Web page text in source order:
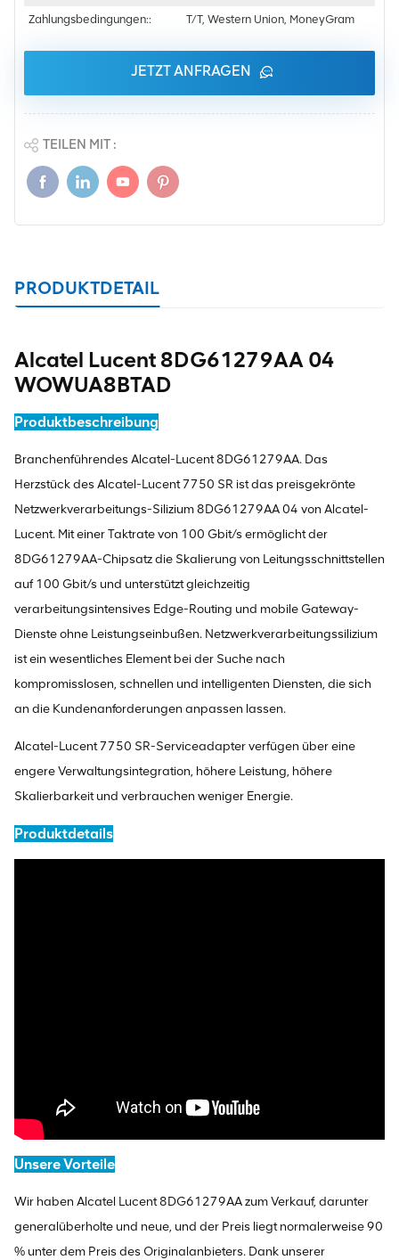
Zahlungsbedingungen::
T/T, Western Union, MoneyGram
JETZT ANFRAGEN
TEILEN MIT :
PRODUKTDETAIL
Alcatel Lucent 8DG61279AA 04
WOWUA8BTAD
Produktbeschreibung
Branchenführendes Alcatel-Lucent 8DG61279AA. Das
Herzstück des Alcatel-Lucent 7750 SR ist das preisgekrönte
Netzwerkverarbeitungs-Silizium 8DG61279AA 04 von Alcatel-
Lucent. Mit einer Taktrate von 100 Gbit/s ermöglicht der
8DG61279AA-Chipsatz die Skalierung von Leitungsschnittstellen
auf 100 Gbit/s und unterstützt gleichzeitig
verarbeitungsintensives Edge-Routing und mobile Gateway-
Dienste ohne Leistungseinbußen. Netzwerkverarbeitungssilizium
ist ein wesentliches Element bei der Suche nach
kompromisslosen, schnellen und intelligenten Diensten, die sich
an die Kundenanforderungen anpassen lassen.
Alcatel-Lucent 7750 SR-Serviceadapter verfügen über eine
engere Verwaltungsintegration, höhere Leistung, höhere
Skalierbarkeit und verbrauchen weniger Energie.
Produktdetails
Unsere Vorteile
Wir haben Alcatel Lucent 8DG61279AA zum Verkauf, darunter
generalüberholte und neue, und der Preis liegt normalerweise 90
% unter dem Preis des Originalanbieters. Dank unserer